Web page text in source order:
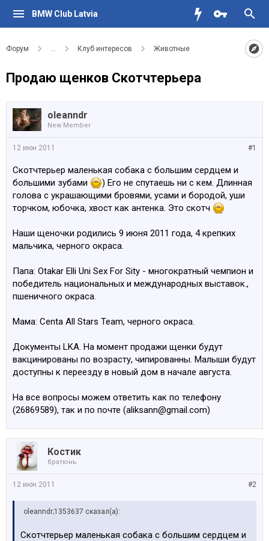
BMW Club Latvia
Форум ... Клуб интересов Животные
Продаю щенков Скотчтерьера
oleanndr
New Member
#1
12 июн 2011
Скотчтерьер маленькая собака с большим сердцем и
большими зубами
) Его не спутаешь ни с кем. Длинная
голова с украшающими бровями, усами и бородой, уши
торчком, юбочка, хвост как антенка. Это скотч
Наши щеночки родились 9 июня 2011 года, 4 крепких
мальчика, черного окраса.
Папа: Otakar Elli Uni Sex For Sity - многократный чемпион и
победитель национальных и международных выставок.,
пшеничного окраса.
Мама: Centa All Stars Team, черного окраса.
Документы LKA. На момент продажи щенки будут
вакцинированы по возрасту, чипированны. Малыши будут
доступны к переезду в новый дом в начале августа.
На все вопросы можем ответить как по телефону
(26869589), так и по почте (aliksann@gmail.com)
Костик
братюнь
#2
12 июн 2011
oleanndr;1353637 сказал(а):
Скотчтерьер маленькая собака с большим сердцем и